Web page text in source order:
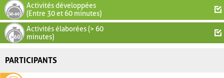
Activités développées
(Entre 30 et 60 minutes)
Activités élaborées (> 60
minutes)
PARTICIPANTS